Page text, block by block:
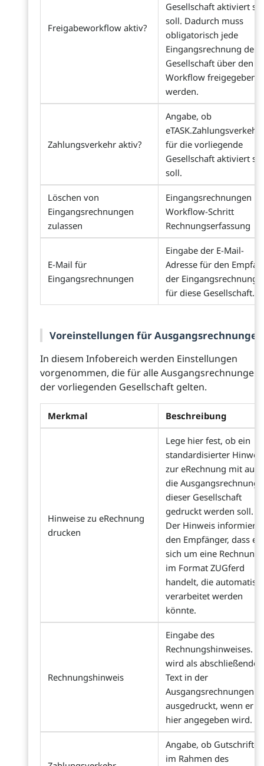
Freigabeworkflow aktiv?
Gesellschaft aktiviert
soll. Dadurch muss
obligatorisch jede
Eingangsrechnung der
Gesellschaft über den
Workflow freigegeben
werden.
Zahlungsverkehr aktiv?
Angabe, ob
eTASK.Zahlungsverkehr
für die vorliegende
Gesellschaft aktiviert
soll.
Löschen von
Eingangsrechnungen
zulassen
Eingangsrechnungen im
Workflow-Schritt
Rechnungserfassung
E-Mail für
Eingangsrechnungen
Eingabe der E-Mail-
Adresse für den
der
für diese Gesellschaft.
Voreinstellungen für Ausgangsrechnungen
In diesem Infobereich werden Einstellungen
vorgenommen, die für alle Ausgangsrechnungen
der vorliegenden Gesellschaft gelten.
Merkmal Beschreibung
Hinweise zu eRechnung
drucken
Lege hier fest, ob ein
standardisierter Hinweis
zur eRechnung mit auf
die
dieser Gesellschaft
gedruckt werden soll.
Der Hinweis informiert
den Empfänger, dass es
sich um eine Rechnung
im Format ZUGferd
handelt, die
verarbeitet werden
könnte.
Rechnungshinweis
Eingabe des
Rechnungshinweises. Er
wird als abschließender
Text in der
Ausgangsrechnungen
ausgedruckt, wenn er
hier angegeben wird.
Angabe, ob Gutschriften
im Rahmen des